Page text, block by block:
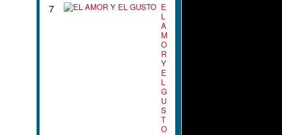
7
E
L
A
M
O
R
Y
E
L
G
U
S
T
O